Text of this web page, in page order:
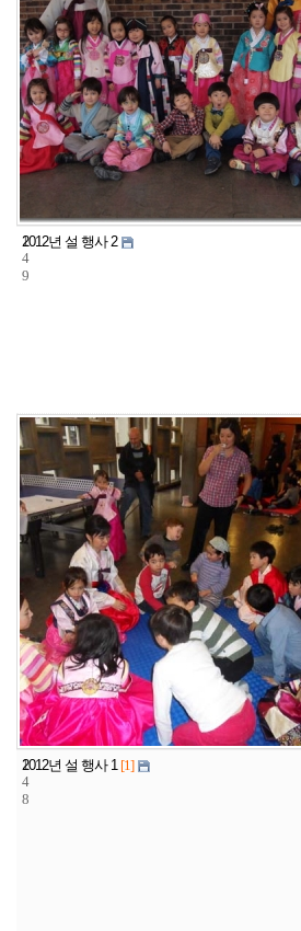
1
4
9
2012년 설 행사 2
1
4
8
2012년 설 행사 1 [1]